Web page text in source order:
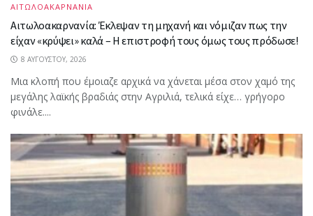
ΑΙΤΩΛΟΑΚΑΡΝΑΝΙΑ
Αιτωλοακαρνανία: Έκλεψαν τη μηχανή και νόμιζαν πως την
είχαν «κρύψει» καλά – Η επιστροφή τους όμως τους πρόδωσε!
8 ΑΥΓΟΎΣΤΟΥ, 2026
Μια κλοπή που έμοιαζε αρχικά να χάνεται μέσα στον χαμό της
μεγάλης λαϊκής βραδιάς στην Αγριλιά, τελικά είχε… γρήγορο
φινάλε....